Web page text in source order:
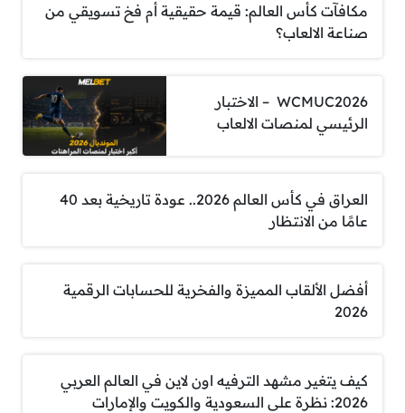
مكافآت كأس العالم: قيمة حقيقية أم فخ تسويقي من
صناعة الالعاب؟
WCMUC2026 – الاختبار
الرئيسي لمنصات الالعاب
العراق في كأس العالم 2026.. عودة تاريخية بعد 40
عامًا من الانتظار
أفضل الألقاب المميزة والفخرية للحسابات الرقمية
2026
كيف يتغير مشهد الترفيه اون لاين في العالم العربي
2026: نظرة على السعودية والكويت والإمارات